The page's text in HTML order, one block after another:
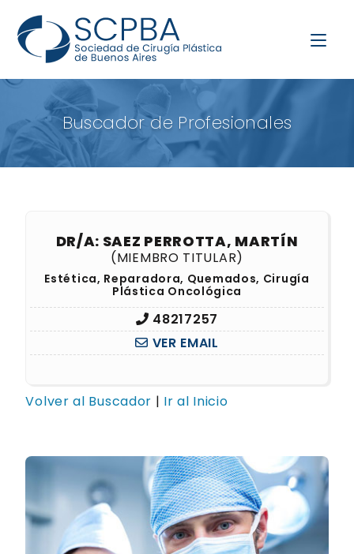
Buscador de Profesionales
DR/A: SAEZ PERROTTA, MARTÍN
(MIEMBRO TITULAR)
Estética, Reparadora, Quemados, Cirugía
Plástica Oncológica
48217257
VER EMAIL
Volver al Buscador | Ir al Inicio